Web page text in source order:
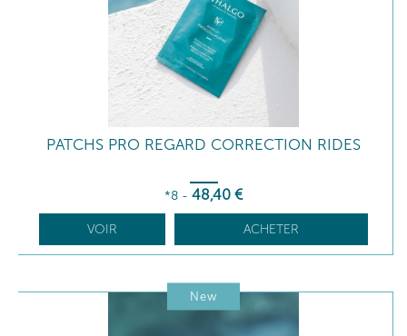
PATCHS PRO REGARD CORRECTION RIDES
*8 - 48,40 €
VOIR ACHETER
New